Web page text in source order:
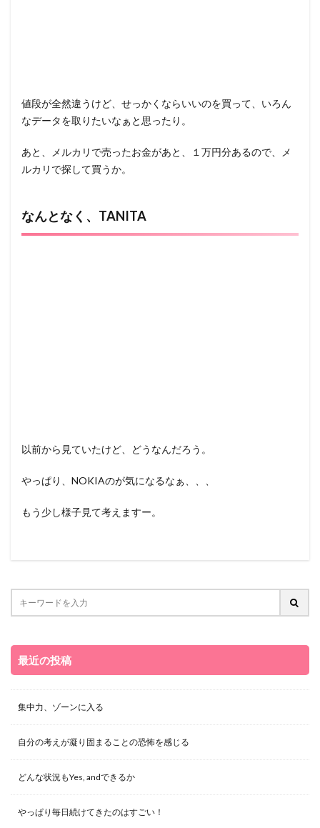
値段が全然違うけど、せっかくならいいのを買って、いろん
なデータを取りたいなぁと思ったり。
あと、メルカリで売ったお金があと、１万円分あるので、メ
ルカリで探して買うか。
なんとなく、TANITA
以前から見ていたけど、どうなんだろう。
やっぱり、NOKIAのが気になるなぁ、、、
もう少し様子見て考えますー。
最近の投稿
集中力、ゾーンに入る
自分の考えが凝り固まることの恐怖を感じる
どんな状況もYes, andできるか
やっぱり毎日続けてきたのはすごい！